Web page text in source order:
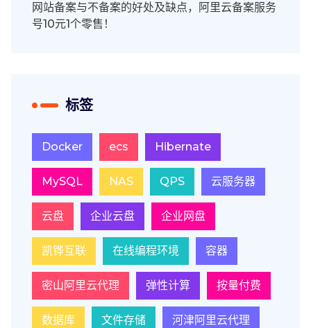
网站备案与不备案的好处及缺点，阿里云备案服务
号10元1个零售！
标签
Docker ecs Hibernate
MySQL NAS QPS 云服务器
云盘 企业云盘 企业网盘
凯铧互联 在线编程环境 容器
密山阿里云代理 弹性计算 按量付费
数据库 文件存储 河津阿里云代理